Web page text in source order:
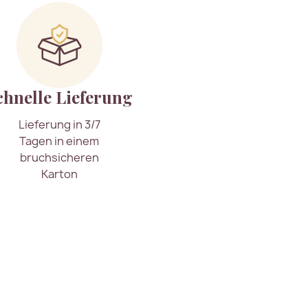
Lieferung
Lieferung in 3/7
Tagen in einem
bruchsicheren
Karton